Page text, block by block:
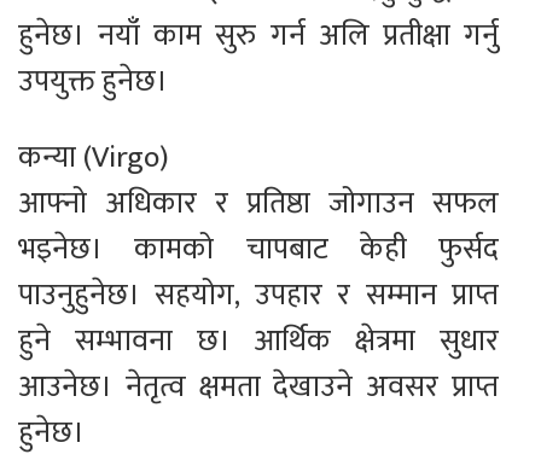
हुनेछ। नयाँ काम सुरु गर्न अलि प्रतीक्षा गर्नु
उपयुक्त हुनेछ।
कन्या (Virgo)
आफ्नो अधिकार र प्रतिष्ठा जोगाउन सफल
भइनेछ। कामको चापबाट केही फुर्सद
पाउनुहुनेछ। सहयोग, उपहार र सम्मान प्राप्त
हुने सम्भावना छ। आर्थिक क्षेत्रमा सुधार
आउनेछ। नेतृत्व क्षमता देखाउने अवसर प्राप्त
हुनेछ।